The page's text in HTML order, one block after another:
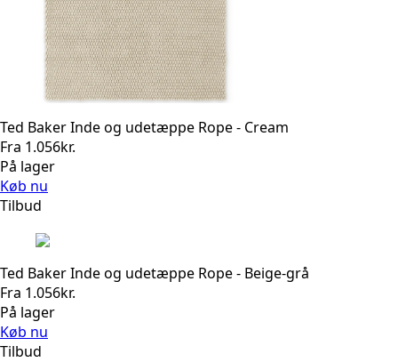
Ted Baker Inde og udetæppe Rope - Cream
Fra 1.056kr.
På lager
Køb nu
Tilbud
Ted Baker Inde og udetæppe Rope - Beige-grå
Fra 1.056kr.
På lager
Køb nu
Tilbud